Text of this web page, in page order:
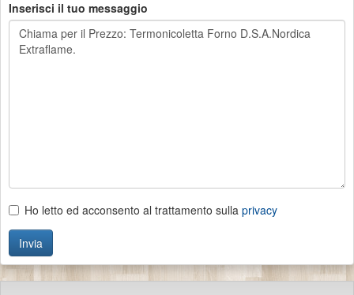
Inserisci il tuo messaggio
Ho letto ed acconsento al trattamento sulla privacy